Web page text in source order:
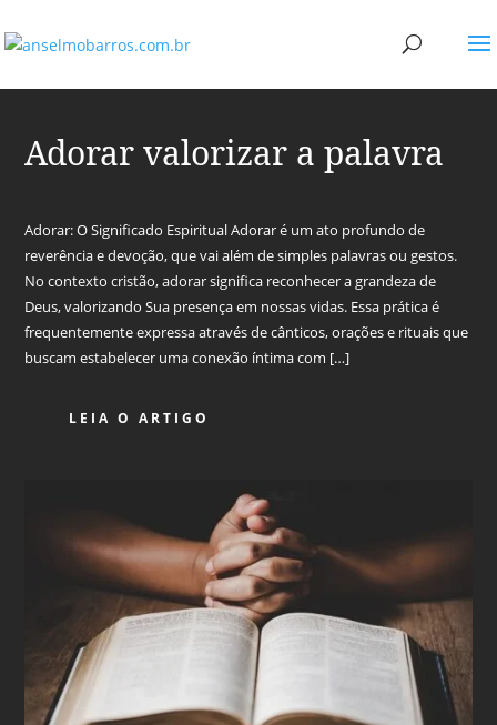
Adorar valorizar a palavra
Adorar: O Significado Espiritual Adorar é um ato profundo de
reverência e devoção, que vai além de simples palavras ou gestos.
No contexto cristão, adorar significa reconhecer a grandeza de
Deus, valorizando Sua presença em nossas vidas. Essa prática é
frequentemente expressa através de cânticos, orações e rituais que
buscam estabelecer uma conexão íntima com […]
LEIA O ARTIGO